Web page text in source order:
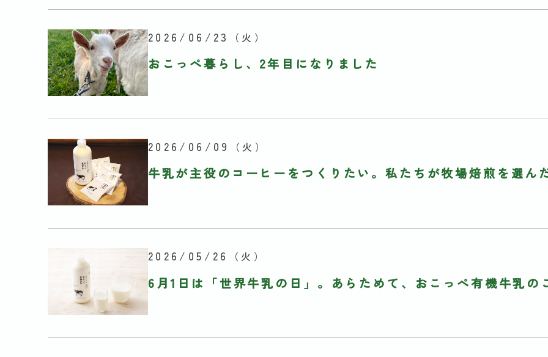
2026/06/23 （火）
おこっぺ暮らし、2年目になりました
2026/06/09 （火）
牛乳が主役のコーヒーをつくりたい。私たちが牧場焙煎を選ん
2026/05/26 （火）
6月1日は「世界牛乳の日」。あらためて、おこっぺ有機牛乳の